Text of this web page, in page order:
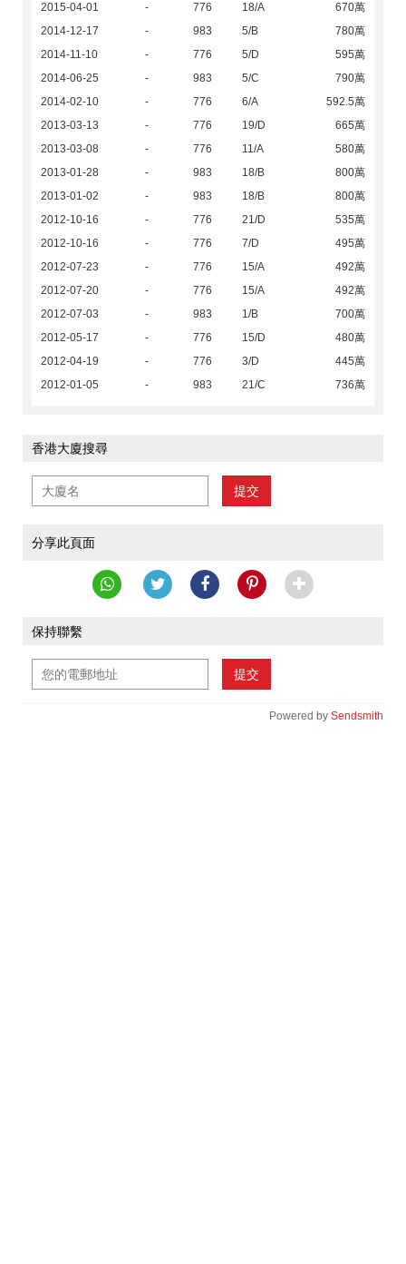
2015-04-01
- 776 18/A
670萬
2014-12-17
- 983 5/B
780萬
2014-11-10
- 776 5/D
595萬
2014-06-25
- 983 5/C
790萬
2014-02-10
- 776 6/A
592.5萬
2013-03-13
- 776 19/D
665萬
2013-03-08
- 776 11/A
580萬
2013-01-28
- 983 18/B
800萬
2013-01-02
- 983 18/B
800萬
2012-10-16
- 776 21/D
535萬
2012-10-16
- 776 7/D
495萬
2012-07-23
- 776 15/A
492萬
2012-07-20
- 776 15/A
492萬
2012-07-03
- 983 1/B
700萬
2012-05-17
- 776 15/D
480萬
2012-04-19
- 776 3/D
445萬
2012-01-05
- 983 21/C 736萬
香港大廈搜尋
提交
分享此頁面
保持聯繫
提交
Powered by Sendsmith